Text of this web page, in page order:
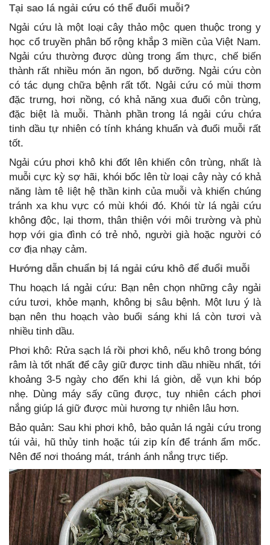
Tại sao lá ngải cứu có thể đuổi muỗi?
Ngải cứu là một loại cây thảo mộc quen thuộc trong y
học cổ truyền phân bố rộng khắp 3 miền của Việt Nam.
Ngải cứu thường được dùng trong ẩm thực, chế biến
thành rất nhiều món ăn ngon, bổ dưỡng. Ngải cứu còn
có tác dụng chữa bệnh rất tốt. Ngải cứu có mùi thơm
đặc trưng, hơi nồng, có khả năng xua đuổi côn trùng,
đặc biệt là muỗi. Thành phần trong lá ngải cứu chứa
tinh dầu tự nhiên có tính kháng khuẩn và đuổi muỗi rất
tốt.
Ngải cứu phơi khô khi đốt lên khiến côn trùng, nhất là
muỗi cực kỳ sợ hãi, khói bốc lên từ loại cây này có khả
năng làm tê liệt hệ thần kinh của muỗi và khiến chúng
tránh xa khu vực có mùi khói đó. Khói từ lá ngải cứu
không độc, lại thơm, thân thiện với môi trường và phù
hợp với gia đình có trẻ nhỏ, người già hoặc người có
cơ địa nhạy cảm.
Hướng dẫn chuẩn bị lá ngải cứu khô để đuổi muỗi
Thu hoạch lá ngải cứu: Bạn nên chọn những cây ngải
cứu tươi, khỏe mạnh, không bị sâu bệnh. Một lưu ý là
bạn nên thu hoạch vào buổi sáng khi lá còn tươi và
nhiều tinh dầu.
Phơi khô: Rửa sạch lá rồi phơi khô, nếu khô trong bóng
râm là tốt nhất để cây giữ được tinh dầu nhiều nhất, tới
khoảng 3-5 ngày cho đến khi lá giòn, dễ vụn khi bóp
nhẹ. Dùng máy sấy cũng được, tuy nhiên cách phơi
nắng giúp lá giữ được mùi hương tự nhiên lâu hơn.
Bảo quản: Sau khi phơi khô, bảo quản lá ngải cứu trong
túi vải, hũ thủy tinh hoặc túi zip kín để tránh ẩm mốc.
Nên để nơi thoáng mát, tránh ánh nắng trực tiếp.